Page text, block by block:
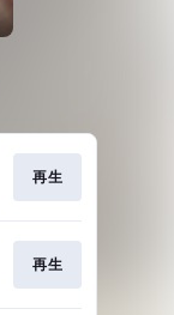
再生
再生